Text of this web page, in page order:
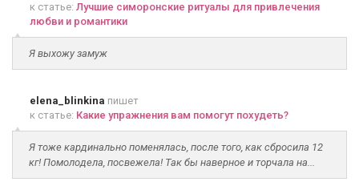
к статье: Лучшие симоронские ритуалы для привлечения
любви и романтики
Я выхожу замуж
elena_blinkina пишет
к статье: Какие упражнения вам помогут похудеть?
Я тоже кардинально поменялась, после того, как сбросила 12
кг! Помолодела, посвежела! Так бы наверное и торчала на...